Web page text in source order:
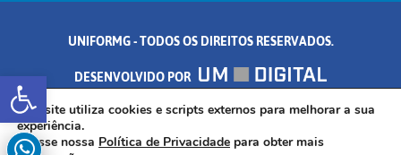
Abrir a barra de ferramentas
UNIFORMG - TODOS OS DIREITOS RESERVADOS.
DESENVOLVIDO POR
AV. DR. ARNALDO DE SENNA, 328 - PALMEIRAS, FORMIGA/MG - CEP:
35.574.530
Este site utiliza cookies e scripts externos para melhorar a sua
experiência.
Acesse nossa Política de Privacidade para obter mais